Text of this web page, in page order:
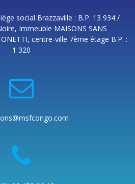
social Brazzaville : B.P. 13 934 /
Immeuble MAISONS SANS
centre-ville 7ème étage B.P. :
1 320